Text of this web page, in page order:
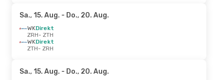
Sa., 15. Aug. - Do., 20. Aug.
WKDirekt
ZRH- ZTH
WKDirekt
ZTH- ZRH
Sa., 15. Aug. - Do., 20. Aug.